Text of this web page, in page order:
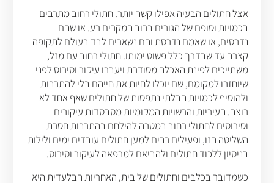
אצל חתולים הבעיה אפילו קשה יותר. חתולי רחוב מתרבים
בכמויות וסופם של הגורים ברוב המקרים רע. או שהם
נדרסים, או שאמם נדרסת והם נשארים לבד בעולם לתקופה
קצרה עד שבדרך כלל פשוט ימותו. חתולי רחוב עם מזל,
משתייכים לפינת האכלה מסודרת ויעברו עיקור וסירוס לפני
שיוחזרו למקומם, שם יוכלו לחיות את חייהם בלי להתרבות
ולהוסיף לכמויות הבלתי נתפסות של חתולים שאף אחד לא
רוצה. העיריות והרשויות המקומיות מסבסדות עיקורים
וסירוסים לחתולי רחוב במטרה להילחם בהתרבות חסרת
השליטה הזו, ופעילים רבים למען חתולים עובדים ימים ולילות
בניסיון ללכוד חתולים ולהביאם למרפאה לעיקור וסירוס.
כשמדובר בכלבים וחתולים של בית, האחריות הבלעדית היא